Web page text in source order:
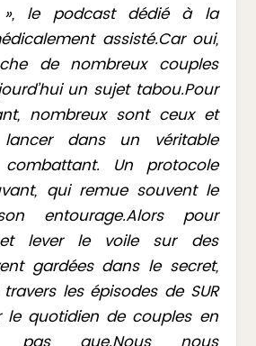
le podcast dédié à la
assisté.Car oui,
de nombreux couples
un sujet tabou.Pour
nombreux sont ceux et
dans un véritable
Un protocole
qui remue souvent le
entourage.Alors pour
et lever le voile sur des
gardées dans le secret,
les épisodes de SUR
le quotidien de couples en